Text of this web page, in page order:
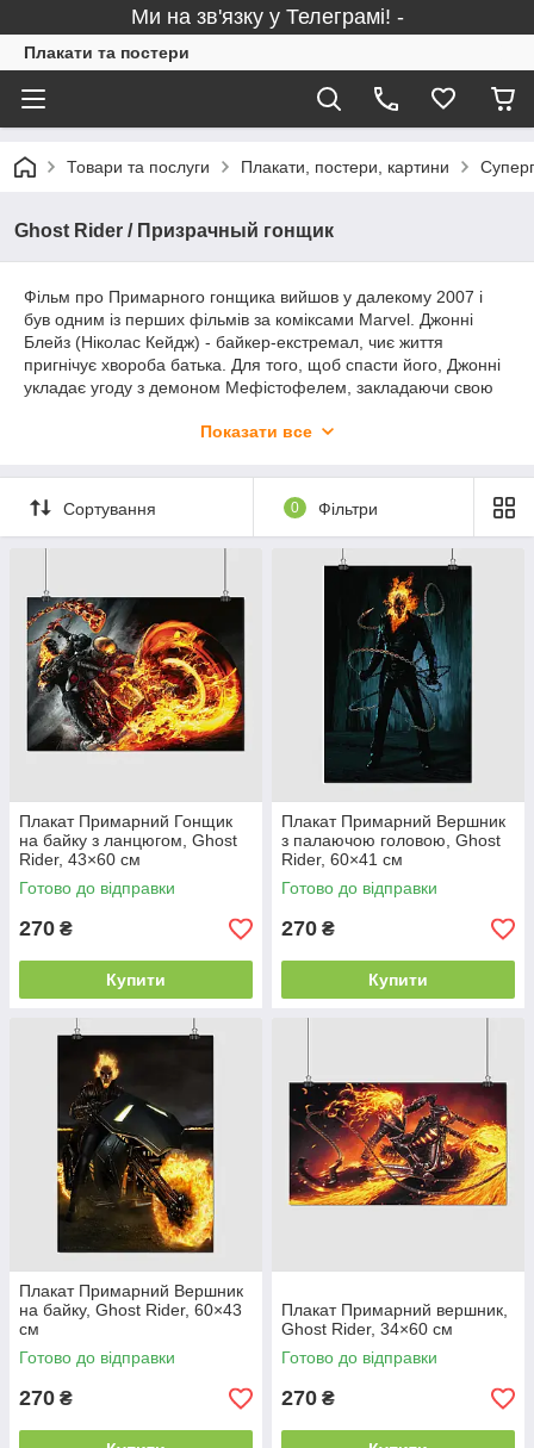
Ми на зв'язку у Телеграмі! -
Плакати та постери
Товари та послуги Плакати, постери, картини
Ghost Rider / Призрачный гонщик
Фільм про Примарного гонщика вийшов у далекому 2007 і
був одним із перших фільмів за коміксами Marvel. Джонні
Блейз (Ніколас Кейдж) - байкер-екстремал, чиє життя
пригнічує хвороба батька. Для того, щоб спасти його, Джонні
укладає угоду з демоном Мефістофелем, закладаючи свою
Блейз стає Примарним гонщиком, агентом демонічних сил.
Примарного гонщика у всій його пекельній красі.
Показати все
Сортування 0 Фільтри
Плакат Примарний Гонщик
на байку з ланцюгом, Ghost
Rider, 43×60 см
Готово до відправки
270 ₴
Купити
Плакат Примарний Вершник
з палаючою головою, Ghost
Rider, 60×41 см
Готово до відправки
270 ₴
Купити
Плакат Примарний Вершник
на байку, Ghost Rider, 60×43
см
Готово до відправки
270 ₴
Плакат Примарний вершник,
Ghost Rider, 34×60 см
Готово до відправки
270 ₴